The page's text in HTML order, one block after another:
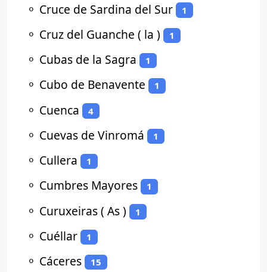
⚬ Cruce de Sardina del Sur 1
⚬ Cruz del Guanche ( la ) 1
⚬ Cubas de la Sagra 1
⚬ Cubo de Benavente 1
⚬ Cuenca 4
⚬ Cuevas de Vinromá 1
⚬ Cullera 1
⚬ Cumbres Mayores 1
⚬ Curuxeiras ( As ) 1
⚬ Cuéllar 1
⚬ Cáceres 15